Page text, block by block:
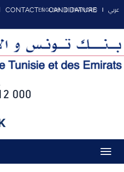
CONTACT CANDIDATURE
ENGLISH FRANCAIS عربي
000